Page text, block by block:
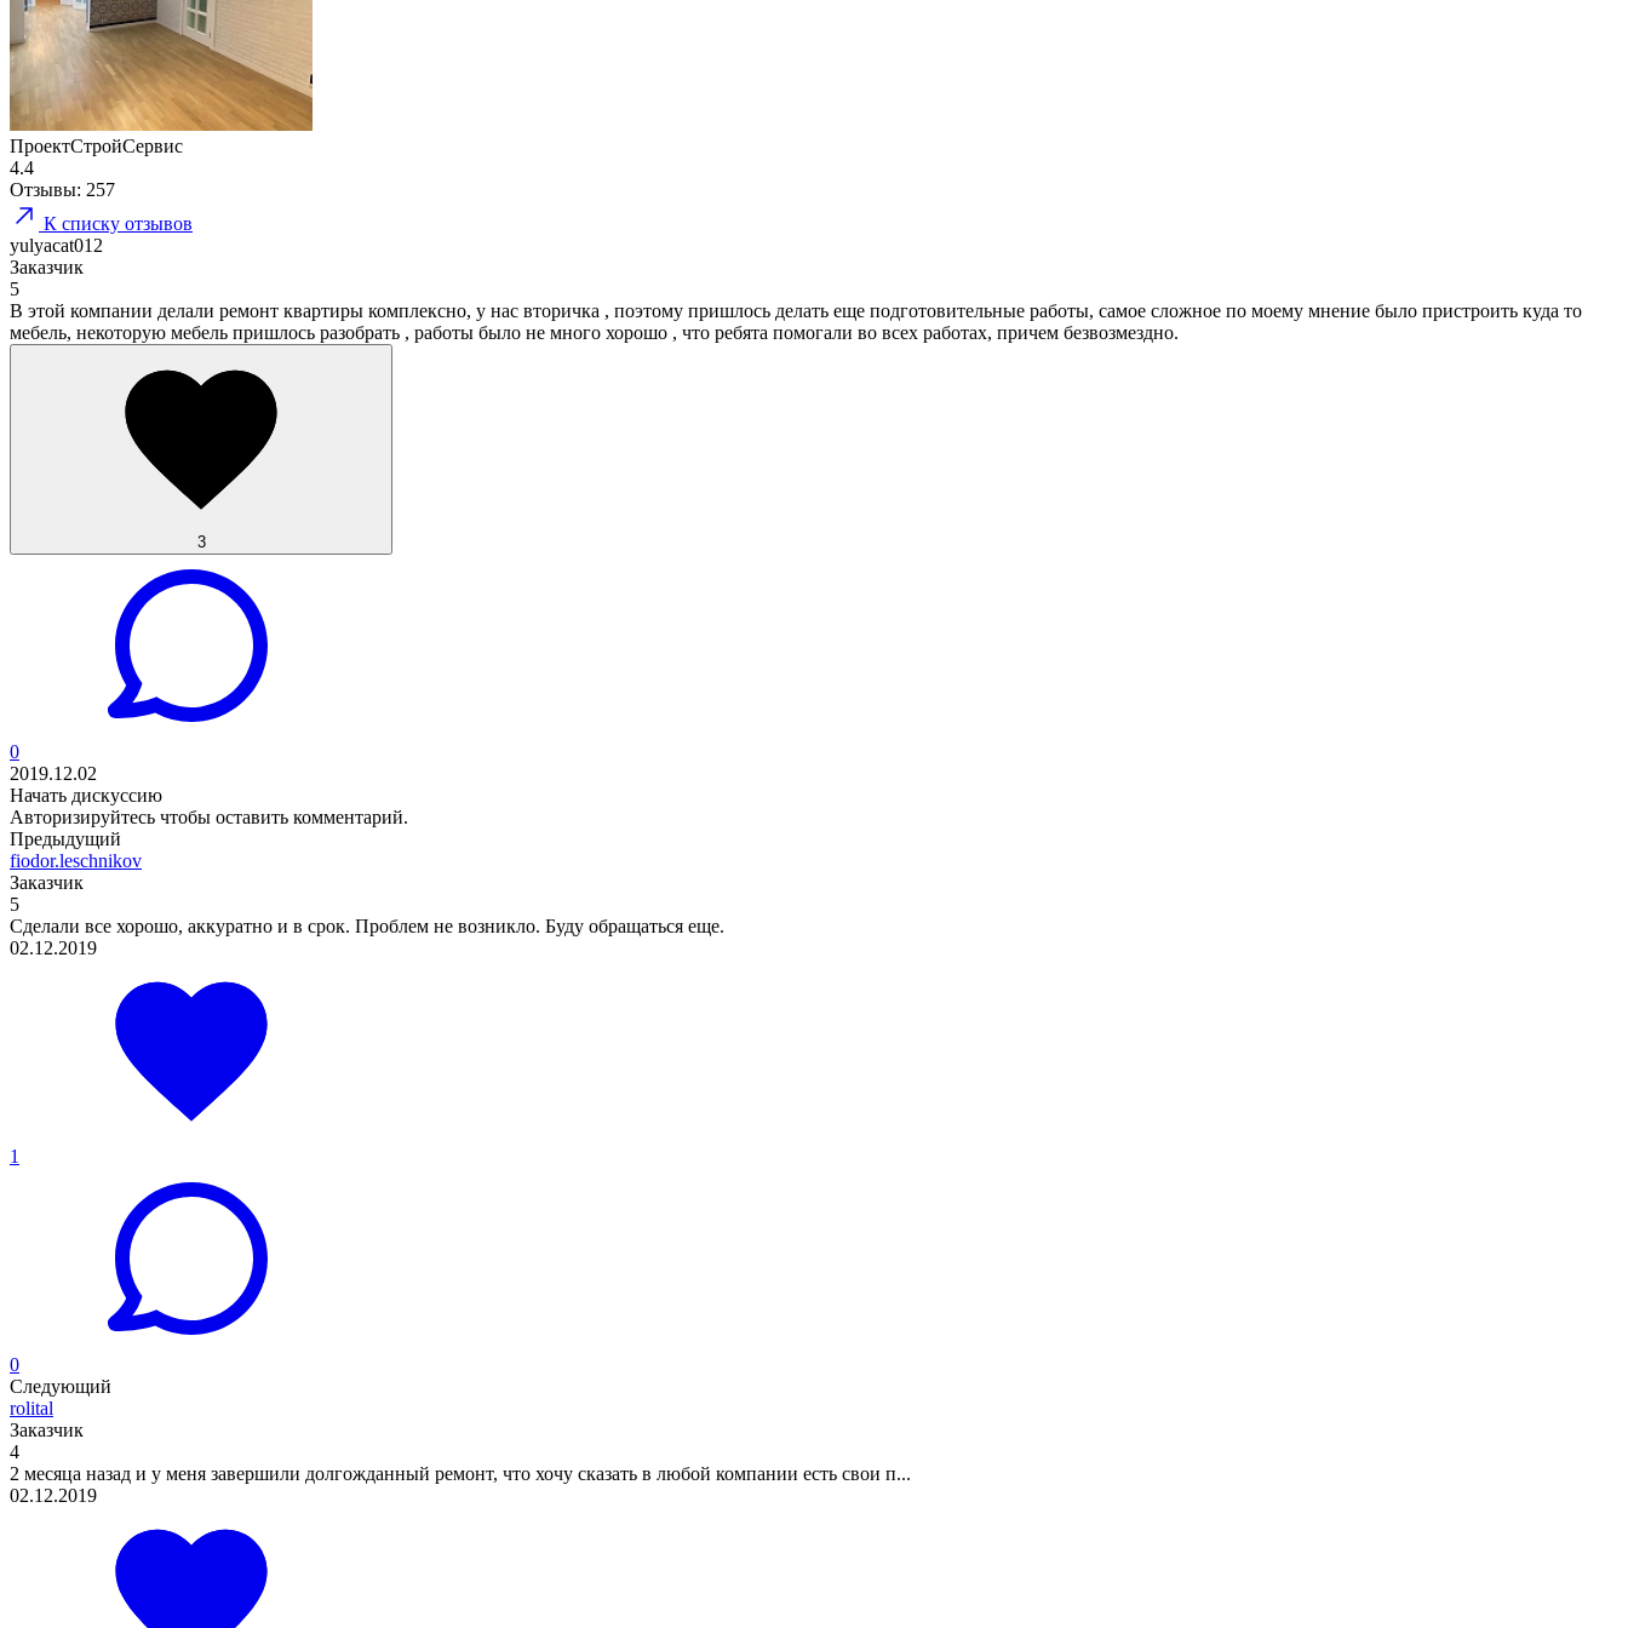
ПроектСтройСервис
4.4
Отзывы: 257
К списку отзывов
yulyacat012
Заказчик
5
В этой компании делали ремонт квартиры комплексно, у нас вторичка , поэтому пришлось делать еще подготовительные работы, самое сложное по моему мнение было пристроить куда то
мебель, некоторую мебель пришлось разобрать , работы было не много хорошо , что ребята помогали во всех работах, причем безвозмездно.
3
0
2019.12.02
Начать дискуссию
Авторизируйтесь чтобы оставить комментарий.
Предыдущий
fiodor.leschnikov
Заказчик
5
Сделали все хорошо, аккуратно и в срок. Проблем не возникло. Буду обращаться еще.
02.12.2019
1
0
Следующий
rolital
Заказчик
4
2 месяца назад и у меня завершили долгожданный ремонт, что хочу сказать в любой компании есть свои п...
02.12.2019